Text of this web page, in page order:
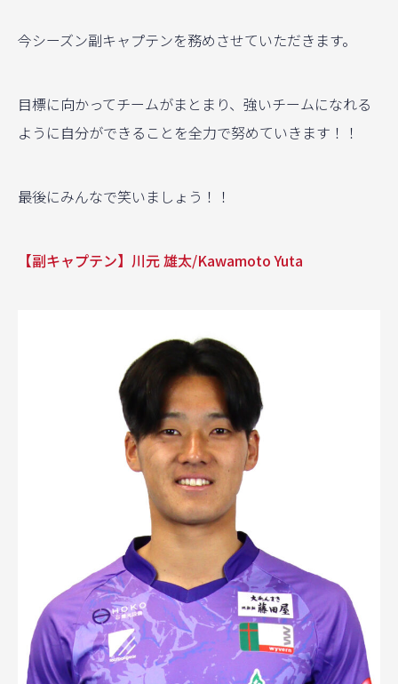
今シーズン副キャプテンを務めさせていただきます。
目標に向かってチームがまとまり、強いチームになれる
ように自分ができることを全力で努めていきます！！
最後にみんなで笑いましょう！！
【副キャプテン】川元 雄太/Kawamoto Yuta